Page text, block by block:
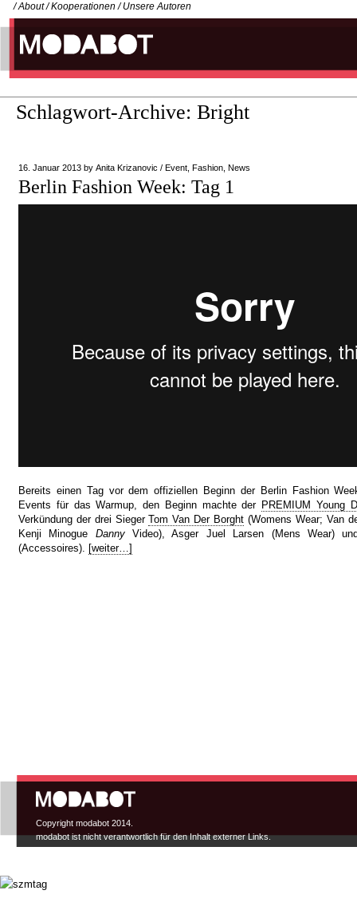
/ About / Kooperationen / Unsere Autoren
Schlagwort-Archive: Bright
16. Januar 2013 by Anita Krizanovic / Event Fashion News
Berlin Fashion Week: Tag 1
Bereits einen Tag vor dem offiziellen Beginn der Berlin Fashion
Events für das Warmup, den Beginn machte der PREMIUM Young
Verkündung der drei SiegerTom Van Der Borght (Womens Wear; Van
Kenji Minogue DannyVideo), Asger Juel Larsen (Mens Wear)
(Accessoires). [weiter…]
Hauptmenü
Copyright modabot 2014.
modabot ist nicht verantwortlich für den Inhalt externer Links.